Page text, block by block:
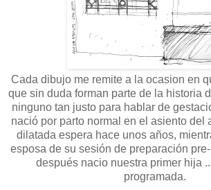
Cada dibujo me remite a la ocasion en
que sin duda forman parte de la historia
ninguno tan justo para hablar de
nació por parto normal en el asiento del
dilatada espera hace unos años,
esposa de su sesión de preparación
después nacio nuestra primer hija
programada.